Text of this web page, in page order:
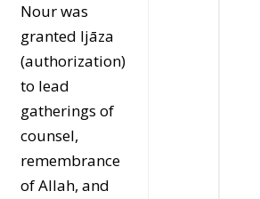
Nour was
granted Ijāza
(authorization)
to lead
gatherings of
counsel,
remembrance
of Allah, and